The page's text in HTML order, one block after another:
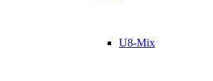
U8-Mix